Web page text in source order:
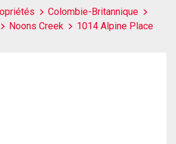
Colombie-Britannique
Noons Creek 1014 Alpine Place